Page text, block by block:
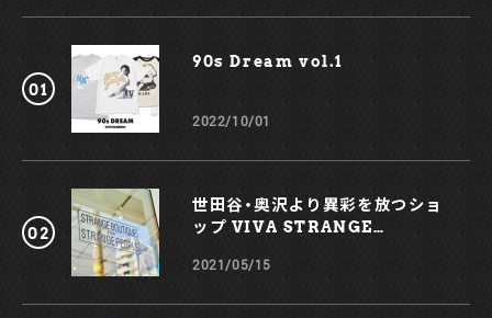
90s Dream vol.1￼
2022/10/01
世田谷・奥沢より異彩を放つショ
ップ VIVA STRANGE
2021/05/15